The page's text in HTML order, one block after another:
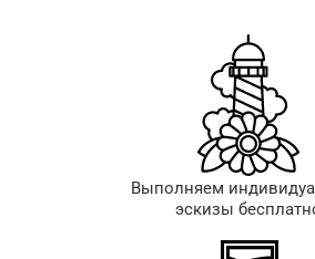
Выполняем
эскизы